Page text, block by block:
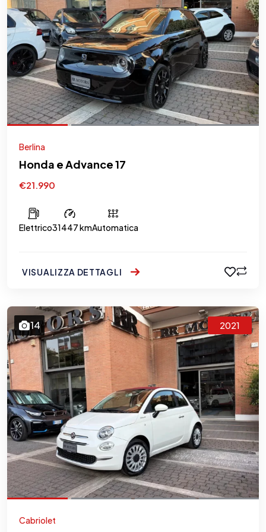
Berlina
Honda e Advance 17
€21.990
Elettrico31447 kmAutomatica
VISUALIZZA DETTAGLI
14 2021
Cabriolet